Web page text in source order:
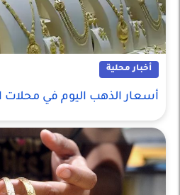
أخبار محلية
أسعار الذهب اليوم في محلات